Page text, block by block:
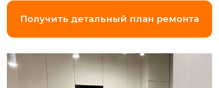
Замер квартиры
5 000 ₽